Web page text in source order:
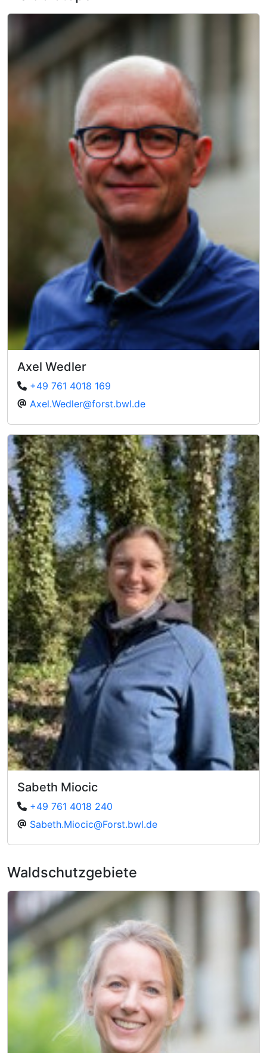
Axel Wedler
+49 761 4018 169
Axel.Wedler@forst.bwl.de
Sabeth Miocic
+49 761 4018 240
Sabeth.Miocic@Forst.bwl.de
Waldschutzgebiete